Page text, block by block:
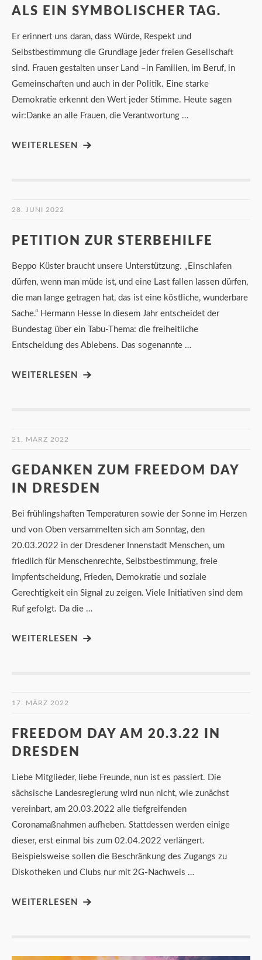
ALS EIN SYMBOLISCHER TAG.
Er erinnert uns daran, dass Würde, Respekt und
Selbstbestimmung die Grundlage jeder freien Gesellschaft
sind. Frauen gestalten unser Land –in Familien, im Beruf, in
Gemeinschaften und auch in der Politik. Eine starke
Demokratie erkennt den Wert jeder Stimme. Heute sagen
wir:Danke an alle Frauen, die Verantwortung …
WEITERLESEN
28. JUNI 2022
PETITION ZUR STERBEHILFE
Beppo Küster braucht unsere Unterstützung. „Einschlafen
dürfen, wenn man müde ist, und eine Last fallen lassen dürfen,
die man lange getragen hat, das ist eine köstliche, wunderbare
Sache.“ Hermann Hesse In diesem Jahr entscheidet der
Bundestag über ein Tabu-Thema: die freiheitliche
Entscheidung des Ablebens. Das sogenannte …
WEITERLESEN
21. MÄRZ 2022
GEDANKEN ZUM FREEDOM DAY
IN DRESDEN
Bei frühlingshaften Temperaturen sowie der Sonne im Herzen
und von Oben versammelten sich am Sonntag, den
20.03.2022 in der Dresdener Innenstadt Menschen, um
friedlich für Menschenrechte, Selbstbestimmung, freie
Impfentscheidung, Frieden, Demokratie und soziale
Gerechtigkeit ein Signal zu zeigen. Viele Initiativen sind dem
Ruf gefolgt. Da die …
WEITERLESEN
17. MÄRZ 2022
FREEDOM DAY AM 20.3.22 IN
DRESDEN
Liebe Mitglieder, liebe Freunde, nun ist es passiert. Die
sächsische Landesregierung wird nun nicht, wie zunächst
vereinbart, am 20.03.2022 alle tiefgreifenden
Coronamaßnahmen aufheben. Stattdessen werden einige
dieser, erst einmal bis zum 02.04.2022 verlängert.
Beispielsweise sollen die Beschränkung des Zugangs zu
Diskotheken und Clubs nur mit 2G-Nachweis …
WEITERLESEN